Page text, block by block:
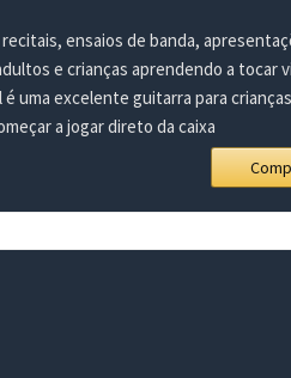
ensaios de banda,
e crianças aprendendo a tocar
uma excelente guitarra para
a jogar direto da caixa